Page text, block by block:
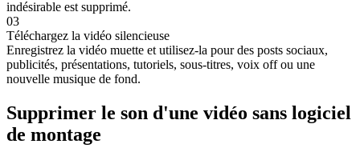
indésirable est supprimé.
03
Téléchargez la vidéo silencieuse
Enregistrez la vidéo muette et utilisez-la pour des posts sociaux,
publicités, présentations, tutoriels, sous-titres, voix off ou une
nouvelle musique de fond.
Supprimer le son d'une vidéo sans logiciel
de montage